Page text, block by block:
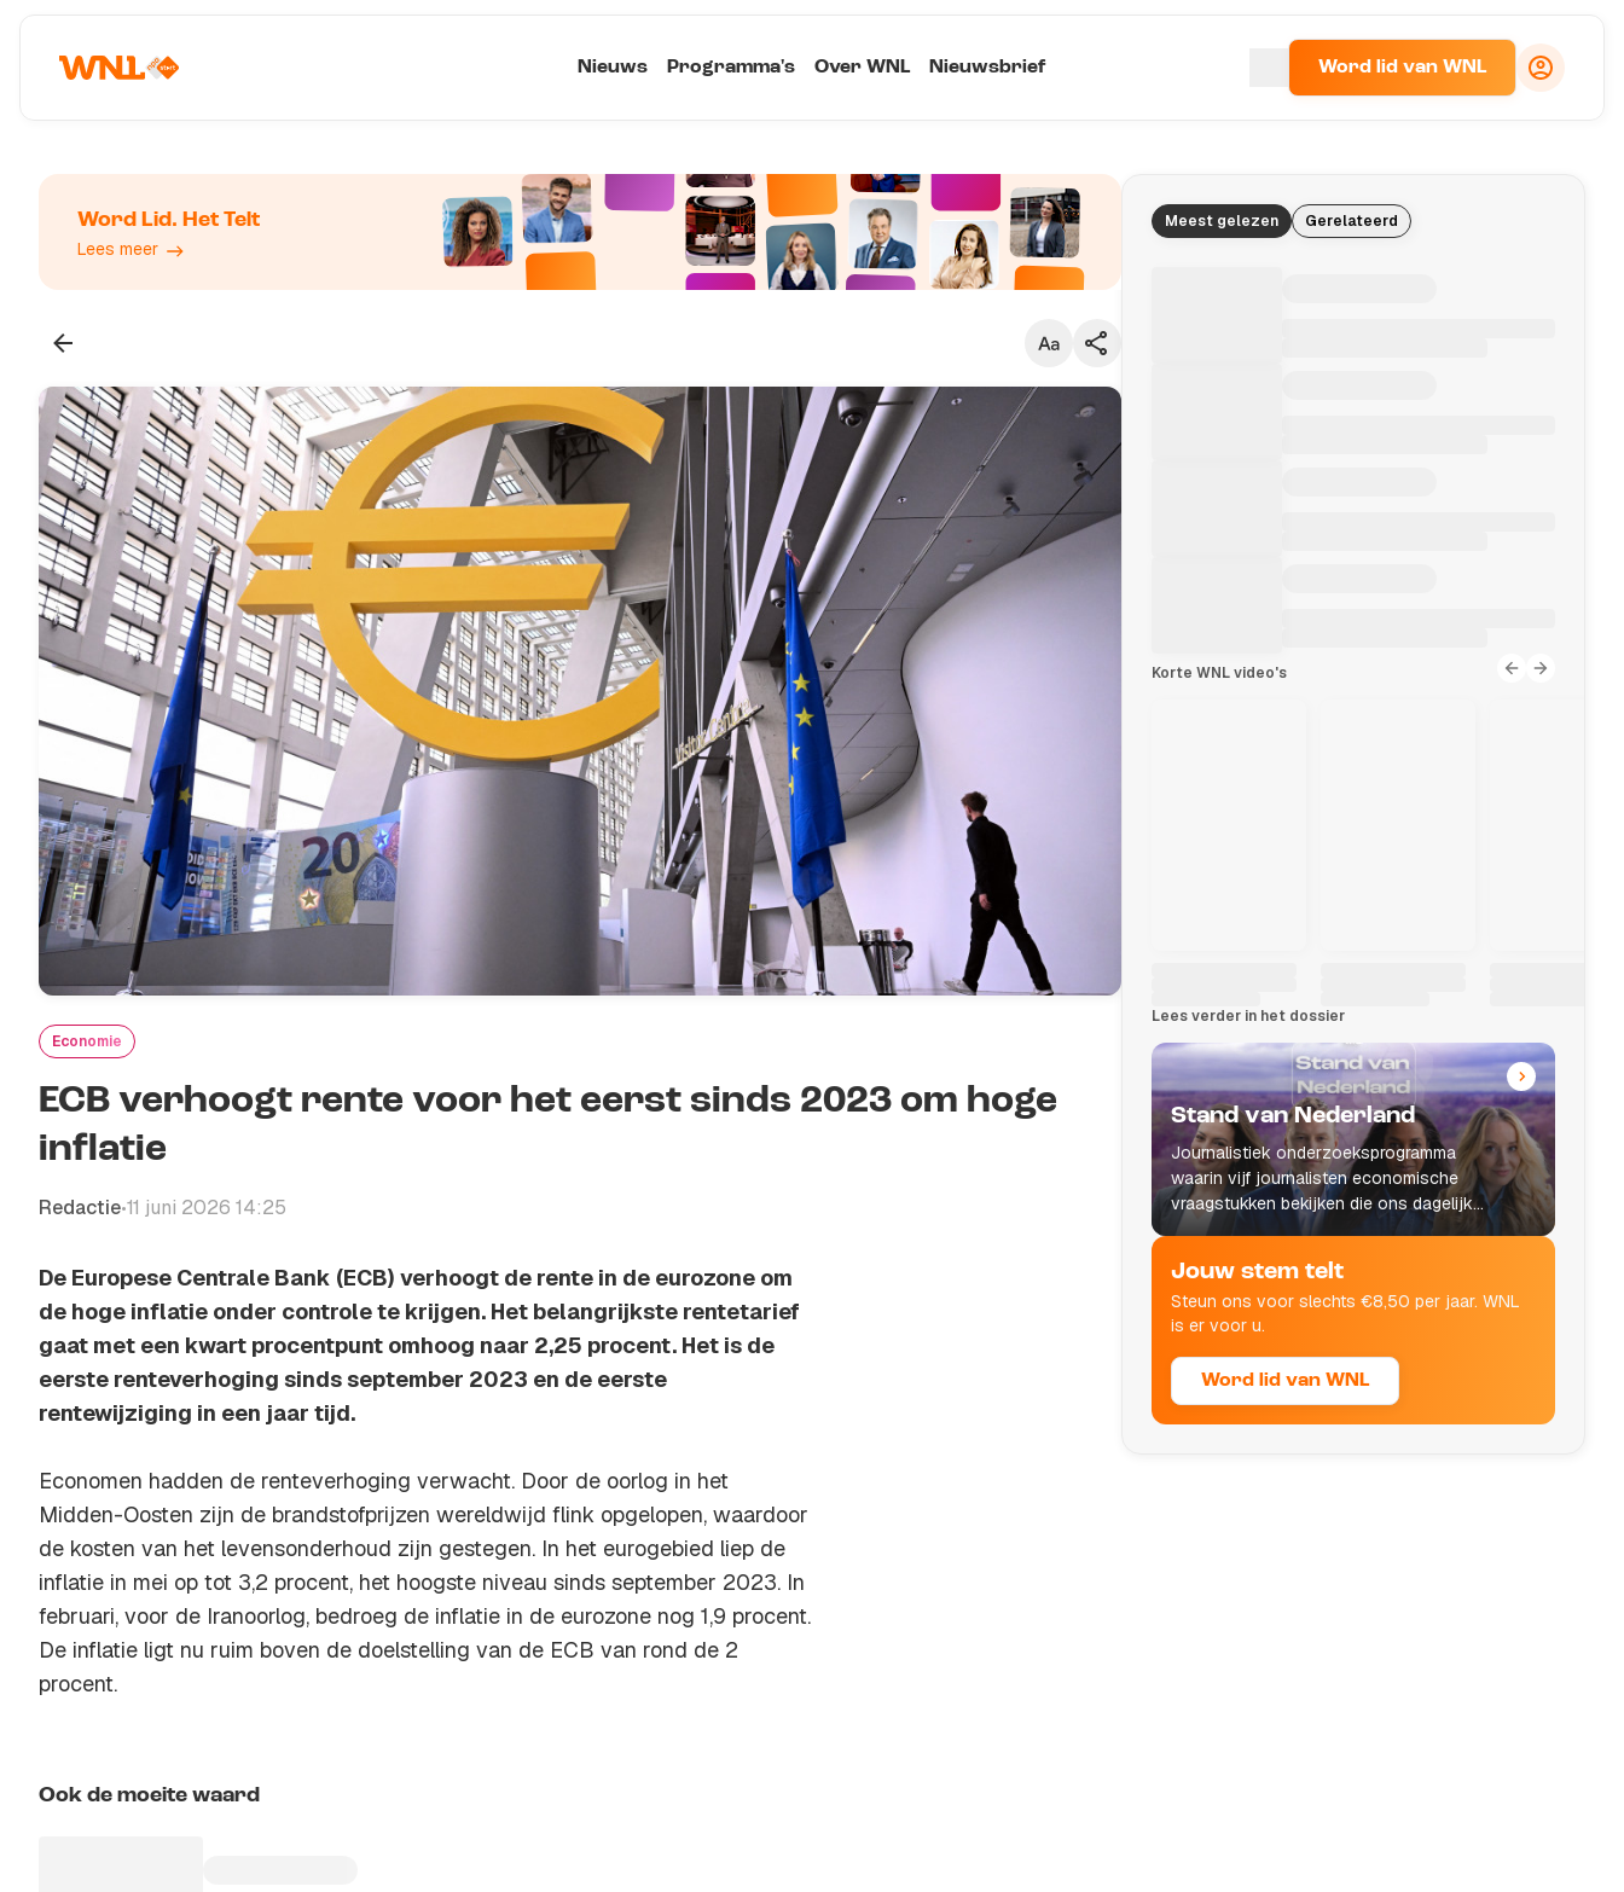
Nieuws Programma's Over WNL Nieuwsbrief Word lid van WNL
Word Lid. Het Telt
Lees meer
Klein
Standaard
Groot
Kopieer link
Economie
ECB verhoogt rente voor het eerst sinds 2023 om hoge
inflatie
Redactie•11 juni 2026 14:25
De Europese Centrale Bank (ECB) verhoogt de rente in de eurozone om
de hoge inflatie onder controle te krijgen. Het belangrijkste rentetarief
gaat met een kwart procentpunt omhoog naar 2,25 procent. Het is de
eerste renteverhoging sinds september 2023 en de eerste
rentewijziging in een jaar tijd.
Economen hadden de renteverhoging verwacht. Door de oorlog in het
Midden-Oosten zijn de brandstofprijzen wereldwijd flink opgelopen, waardoor
de kosten van het levensonderhoud zijn gestegen. In het eurogebied liep de
inflatie in mei op tot 3,2 procent, het hoogste niveau sinds september 2023. In
februari, voor de Iranoorlog, bedroeg de inflatie in de eurozone nog 1,9 procent.
De inflatie ligt nu ruim boven de doelstelling van de ECB van rond de 2
procent.
Ook de moeite waard
Meest gelezen Gerelateerd
Korte WNL video's
Lees verder in het dossier
Stand van Nederland
Journalistiek onderzoeksprogramma
waarin vijf journalisten economische
vraagstukken bekijken die ons dagelijks
leven raken.
Jouw stem telt
Steun ons voor slechts €8,50 per jaar. WNL
is er voor u.
Word lid van WNL